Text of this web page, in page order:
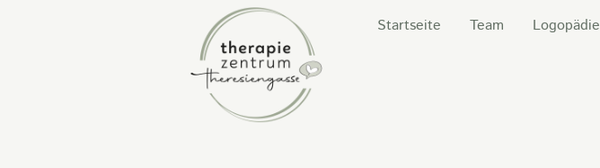
Startseite Team Logopädie